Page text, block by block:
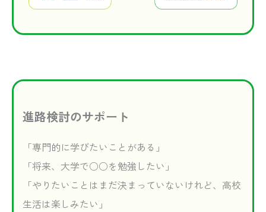
進路検討のサポート
「専門的に学びたいことがある」
「将来、大学で○○を勉強したい」
「やりたいことはまだ決まっていないけれど、高校
生活は楽しみたい」